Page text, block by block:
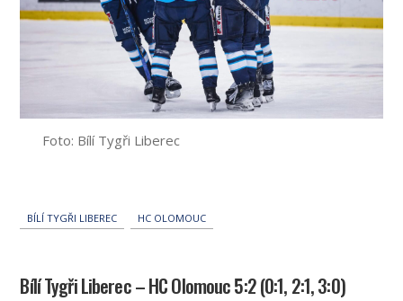
Foto: Bílí Tygři Liberec
BÍLÍ TYGŘI LIBEREC HC OLOMOUC
Bílí Tygři Liberec – HC Olomouc 5:2 (0:1, 2:1, 3:0)